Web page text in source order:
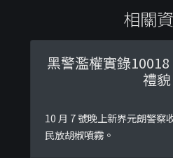
相關
黑警濫權實錄
禮貌
10 月 7 號晚上新界元朗警察
民放胡椒噴霧。